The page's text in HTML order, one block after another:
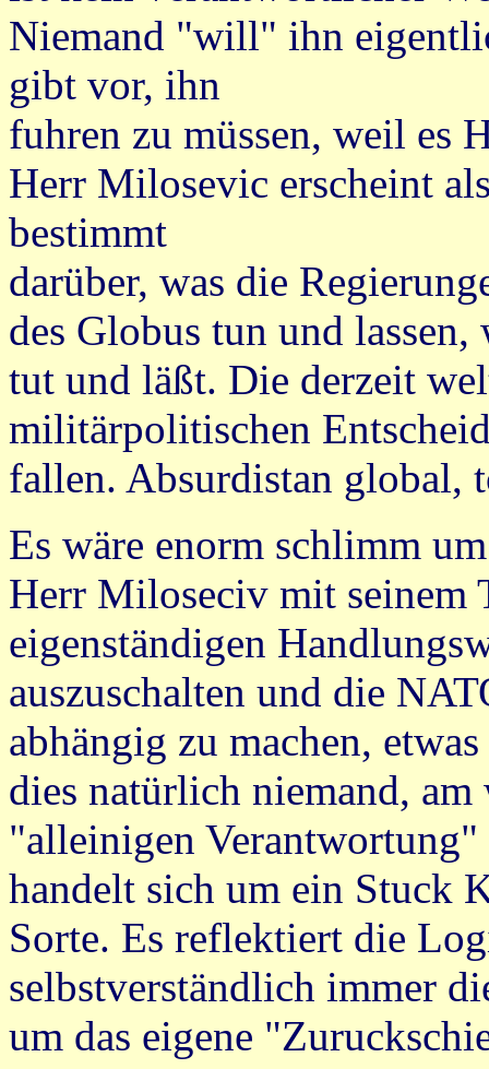
Niemand "will" ihn
gibt vor, ihn
fuhren zu müssen, weil es
Herr Milosevic erscheint
bestimmt
darüber, was die
des Globus tun und
tut und läßt. Die derzeit
militärpolitischen
fallen. Absurdistan global,
Es wäre enorm schlimm
Herr Miloseciv mit seinem
eigenständigen
auszuschalten und die
abhängig zu machen,
dies natürlich niemand,
"alleinigen Verantwortung"
handelt sich um ein Stuck
Sorte. Es reflektiert die
selbstverständlich immer
um das eigene